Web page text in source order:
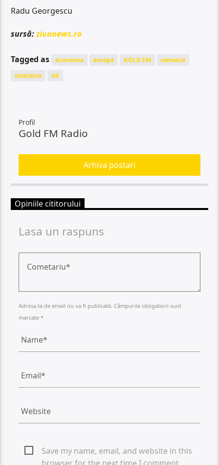
Radu Georgescu
sursă:ziuanews.ro
Tagged as economie europa GOLD FM
romania
statistica
UE
Profil
Gold FM Radio
Arhiva postari
Opiniile cititorului
Lasa un raspuns
Adresa ta de email nu va fi publicată. Câmpurile obligatorii sunt
marcate *
Save my name, email, and website in this